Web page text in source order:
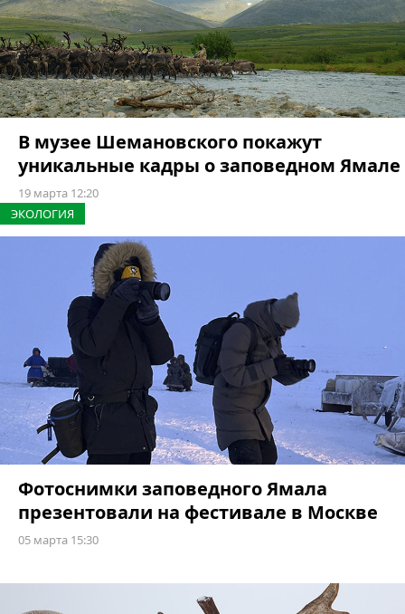
В музее Шемановского покажут
уникальные кадры о заповедном Ямале
19 марта 12:20
ЭКОЛОГИЯ
Фотоснимки заповедного Ямала
презентовали на фестивале в Москве
05 марта 15:30